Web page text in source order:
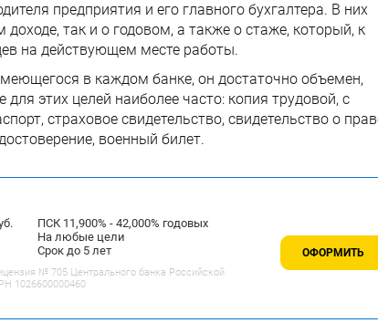
предприятия и его главного бухгалтера. В них
так и о годовом, а также о стаже, который, к
на действующем месте работы.
в каждом банке, он достаточно объемен,
этих целей наиболее часто: копия трудовой, с
страховое свидетельство, свидетельство о
военный билет.
ПСК 11,900% - 42,000% годовых
На любые цели
Срок до 5 лет
№ 705 Центрального банка Российской
1026600000460
ОФОРМИТЬ